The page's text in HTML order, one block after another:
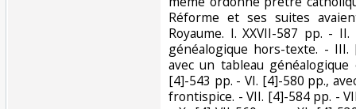
Réforme et ses suites
Royaume. I. XXVII-587 pp. -
généalogique hors-texte. -
avec un tableau
[4]-543 pp. - VI. [4]-580 pp.,
frontispice. - VII. [4]-584 pp. -